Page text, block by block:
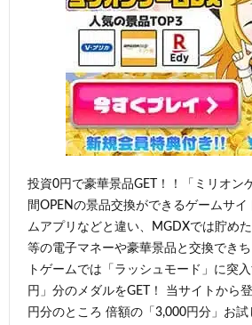
投資0円で豪華景品GET！！「ミリオン
間OPENの景品交換ができるゲームサ
ムアプリなどと違い、MGDXでは貯め
等の電子マネーや豪華景品と交換でき
トゲームでは「ラッシュモード」に突
円」分のメダルをGET！ 当サイトから
円分のところ 倍額の「3,000円分」お試